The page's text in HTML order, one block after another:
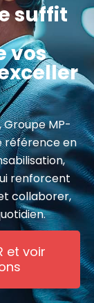
suffit
vos
Groupe MP-
référence en
renforcent
collaborer,
et voir